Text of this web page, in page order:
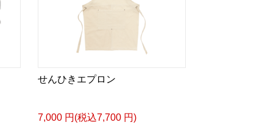
せんひきエプロン
7,000 円(税込7,700 円)